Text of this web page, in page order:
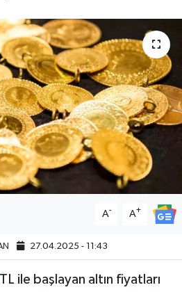
A- A+
27.04.2025 - 11:43
ile başlayan altın fiyatları